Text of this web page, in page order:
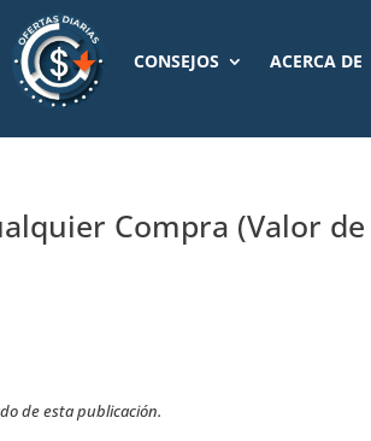
CONSEJOS ACERCA DE
Compra (Valor de
de esta publicación.